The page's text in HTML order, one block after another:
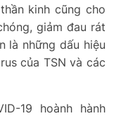
kinh cũng cho
giảm đau rát
là những dấu hiệu
của TSN và các
19 hoành hành